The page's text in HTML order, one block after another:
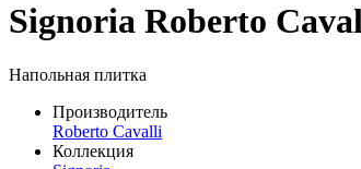
Signoria Roberto
Напольная плитка
Производитель
Roberto Cavalli
Коллекция